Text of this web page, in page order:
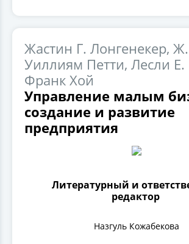
Жастин Г. Лонгенекер, Ж.
Уиллиям Петти, Лесли
Франк Хой
Управление малым
создание и развитие
предприятия
Литературный и
редактор
Назгуль Кожабекова